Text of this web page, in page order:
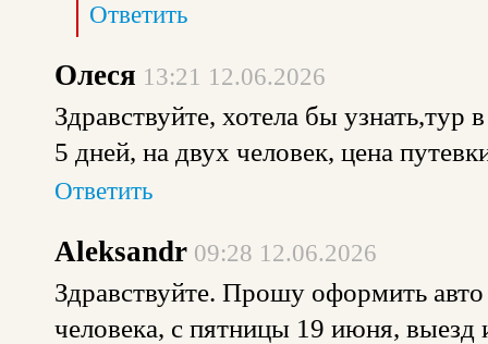
Ответить
Олеся 13:21 12.06.2026
Здравствуйте, хотела бы
5 дней, на двух человек, цена
Ответить
Aleksandr 09:28 12.06.2026
Здравствуйте. Прошу оформить
человека, с пятницы 19 июня, выезд